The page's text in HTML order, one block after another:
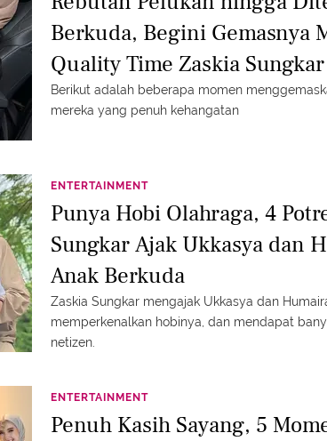
Berkuda, Begini Gemasnya
Quality Time Zaskia
Anak
Berikut adalah beberapa momen
mereka yang penuh kehangatan
ENTERTAINMENT
Punya Hobi Olahraga, 4
Sungkar Ajak Ukkasya dan
Anak Berkuda
Zaskia Sungkar mengajak Ukkasya dan
memperkenalkan hobinya, dan mendapat
netizen.
ENTERTAINMENT
Penuh Kasih Sayang, 5